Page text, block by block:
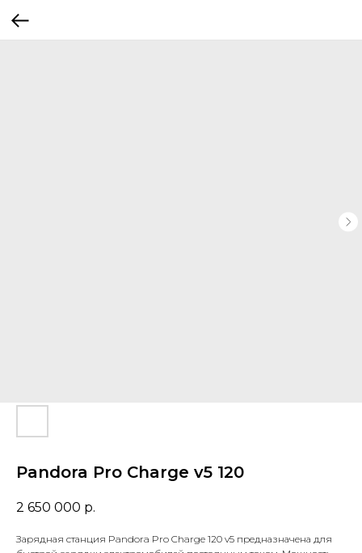
Pandora Pro Charge v5 120
2 650 000 р.
Зарядная станция Pandora Pro Charge 120 v5 предназначена для